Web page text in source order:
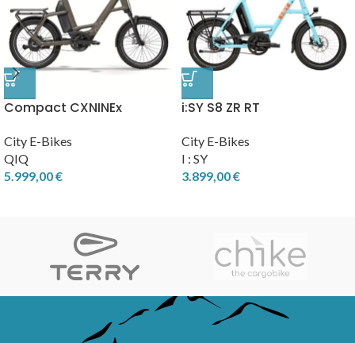
Compact CXNINEx
City E-Bikes
QIQ
5.999,00€
i:SY S8 ZR RT
City E-Bikes
I : SY
3.899,00€